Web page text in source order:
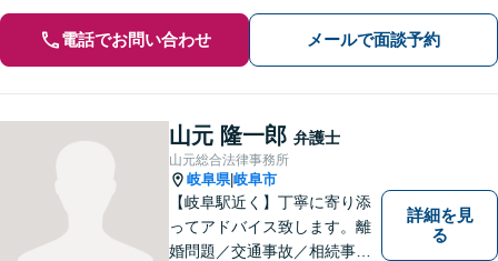
電話でお問い合わせ メールで面談予約
山元 隆一郎 弁護士
山元総合法律事務所
岐阜県|岐阜市
【岐阜駅近く】丁寧に寄り添
ってアドバイス致します。離
婚問題／交通事故／相続事件
詳細を見
る